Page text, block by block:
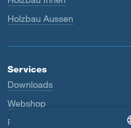
Holzbau Aussen
Services
Downloads
Webshop
Fachhändler